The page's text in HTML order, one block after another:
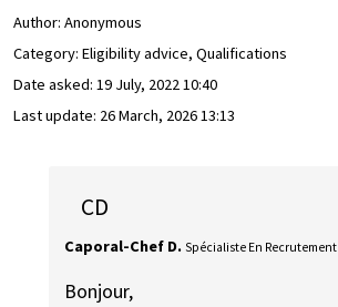
Author: Anonymous
Category: Eligibility advice, Qualifications
Date asked: 19 July, 2022 10:40
Last update: 26 March, 2026 13:13
CD
Caporal-Chef D. Spécialiste En Recrutement
Bonjour,